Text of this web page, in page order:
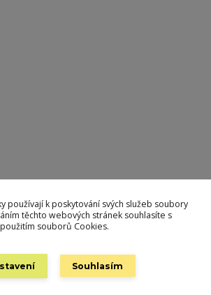
používají k poskytování svých služeb soubory
těchto webových stránek souhlasíte s
použitím souborů Cookies.
Souhlasím